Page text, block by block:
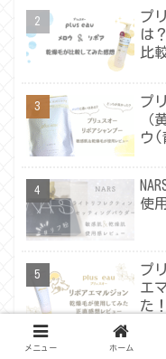
プ
は
比
プ
（
ウ(
使
プ
エ
た
メニュー ホーム